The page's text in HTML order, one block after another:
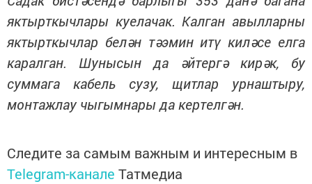
яктырткычлары куелачак. Калган авылларны
яктырткычлар белән тәэмин итү киләсе елга
каралган. Шунысын да әйтергә кирәк, бу
суммага кабель сузу, щитлар урнаштыру,
монтажлау чыгымнары да кертелгән.
Следите за самым важным и интересным в
Telegram-канале Татмедиа